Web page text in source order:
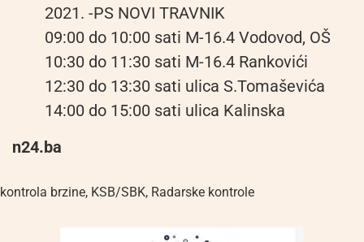
2021. -PS NOVI TRAVNIK
09:00 do 10:00 sati M-16.4 Vodovod, OŠ
10:30 do 11:30 sati M-16.4 Rankovići
12:30 do 13:30 sati ulica S.Tomaševića
14:00 do 15:00 sati ulica Kalinska
n24.ba
kontrola brzine, KSB/SBK, Radarske kontrole